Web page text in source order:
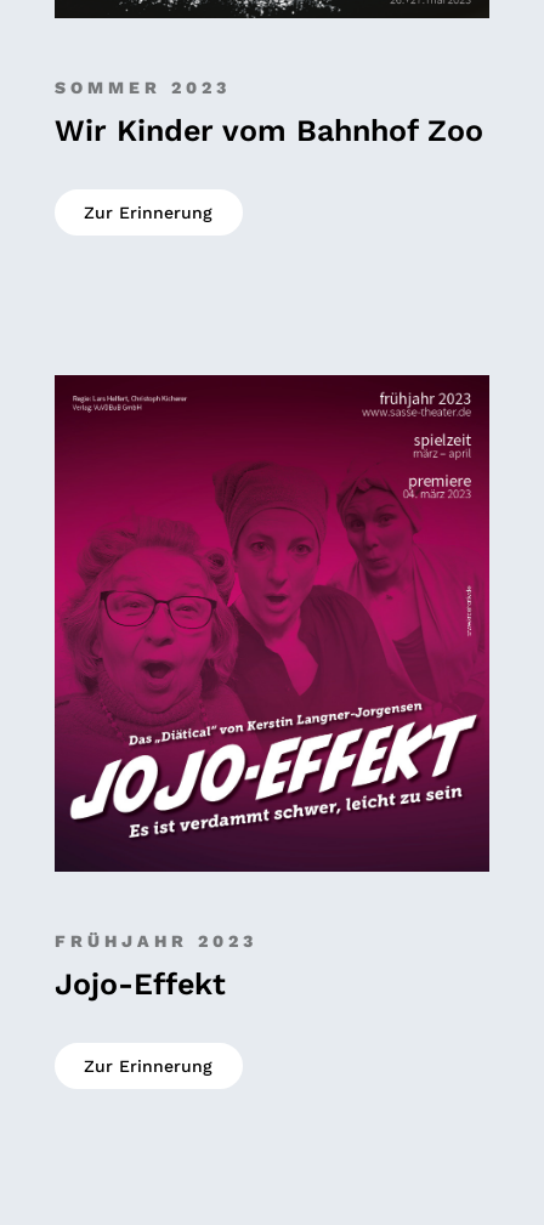
SOMMER 2023
Wir Kinder vom Bahnhof Zoo
Zur Erinnerung
FRÜHJAHR 2023
Jojo-Effekt
Zur Erinnerung